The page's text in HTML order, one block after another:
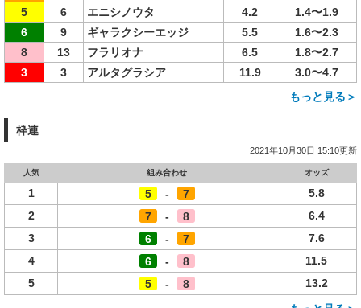
5
6 エニシノウタ 4.2
1.4〜1.9
6
9 ギャラクシーエッジ 5.5
1.6〜2.3
8
13 フラリオナ 6.5
1.8〜2.7
3
3 アルタグラシア 11.9
3.0〜4.7
もっと見る＞
枠連
2021年10月30日 15:10更新
人気 組み合わせ オッズ
1 5 - 7
5.8
2
7 - 8
6.4
3
6 - 7
7.6
4
6 - 8
11.5
5
5 - 8
13.2